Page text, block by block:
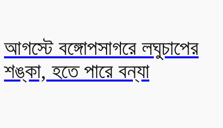
আগস্টে বঙ্গোপসাগরে লঘুচাপের
শঙ্কা, হতে পারে বন্যা